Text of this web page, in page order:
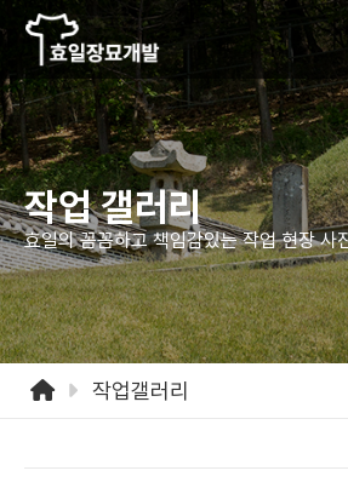
작업 갤러리
효일의 꼼꼼하고 책임감있는작업 현장 사
작업갤러리